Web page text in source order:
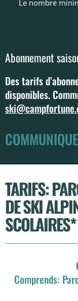
Le nombre
Abonnement
Des tarifs
disponibles.
TARIFS:
DE SKI
SCOLAIRES*
Comprends: